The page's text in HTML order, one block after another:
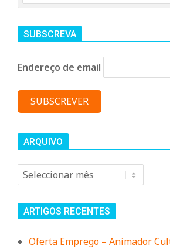
o
C
o
n
d
e
SUBSCREVA
Endereço de email
ARQUIVO
Arquivo
ARTIGOS RECENTES
Oferta Emprego – Animador